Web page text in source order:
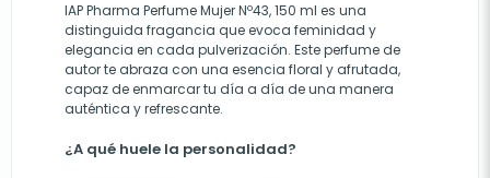
IAP Pharma Perfume Mujer Nº43, 150 ml es una
distinguida fragancia que evoca feminidad y
elegancia en cada pulverización. Este perfume de
autor te abraza con una esencia floral y afrutada,
capaz de enmarcar tu día a día de una manera
auténtica y refrescante.
¿A qué huele la personalidad?